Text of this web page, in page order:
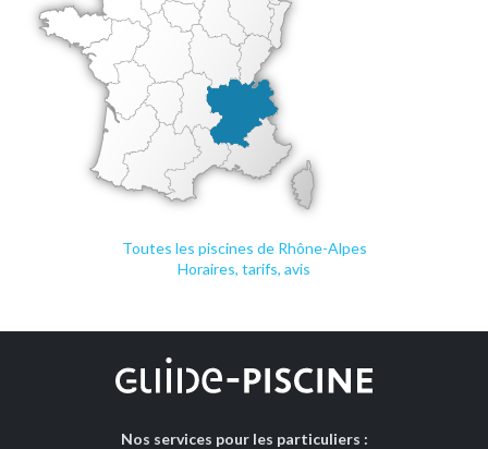
Toutes les piscines de Rhône-Alpes
Horaires, tarifs, avis
Nos services pour les particuliers :